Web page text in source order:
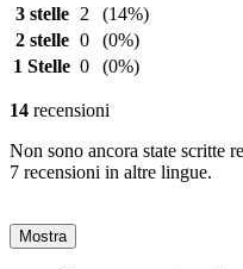
3 stelle
2
(14%)
2 stelle 0
(0%)
1 Stelle 0 (0%)
14 recensioni
Non sono ancora state scritte
7 recensioni in altre lingue.
Mostra